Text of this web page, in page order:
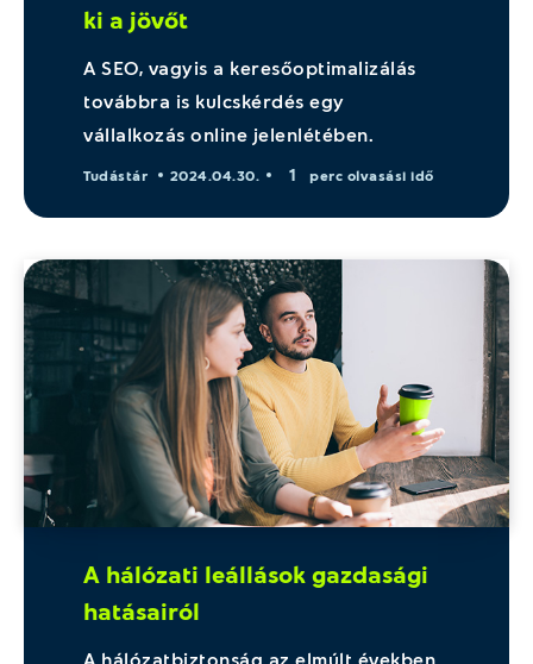
ki a jövőt
A SEO, vagyis a keresőoptimalizálás
továbbra is kulcskérdés egy
vállalkozás online jelenlétében.
Tudástár 2024.04.30. 1 perc olvasási idő
A hálózati leállások gazdasági
hatásairól
A hálózatbiztonság az elmúlt években